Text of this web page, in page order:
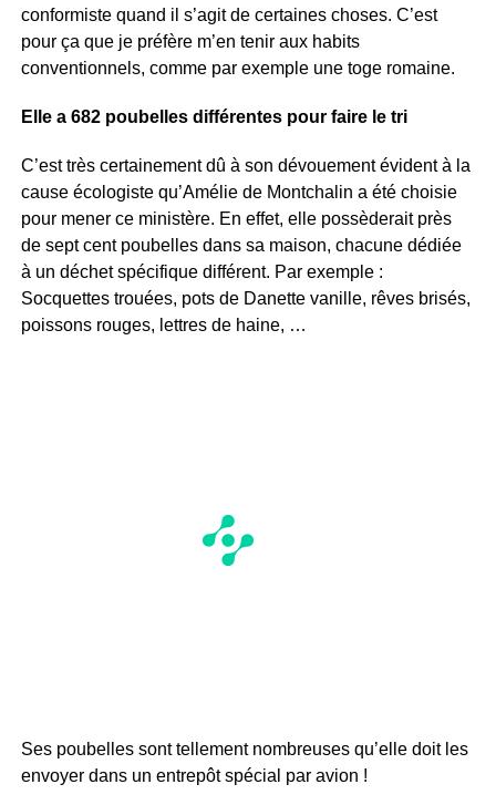
conformiste quand il s’agit de certaines choses. C’est
pour ça que je préfère m’en tenir aux habits
conventionnels, comme par exemple une toge romaine.
Elle a 682 poubelles différentes pour faire le tri
C’est très certainement dû à son dévouement évident à la
cause écologiste qu’Amélie de Montchalin a été choisie
pour mener ce ministère. En effet, elle possèderait près
de sept cent poubelles dans sa maison, chacune dédiée
à un déchet spécifique différent. Par exemple :
Socquettes trouées, pots de Danette vanille, rêves brisés,
poissons rouges, lettres de haine, …
Ses poubelles sont tellement nombreuses qu’elle doit les
envoyer dans un entrepôt spécial par avion !